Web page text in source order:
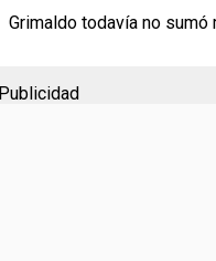
Grimaldo todavía no sumó